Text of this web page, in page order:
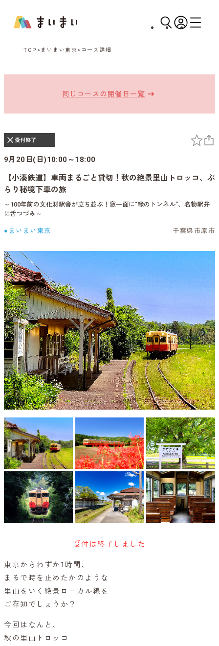
TOP まいまい東京 コース詳細
同じコースの開催日一覧
9月20日(日)10:00～18:00
【小湊鉄道】車両まるごと貸切！秋の絶景里山トロッコ、ぶ
らり秘境下車の旅
～100年前の文化財駅舎が立ち並ぶ！窓一面に“緑のトンネル”、名物駅弁
に舌つづみ～
●まいまい東京 千葉県市原市
受付は終了しました
東京からわずか1時間、
まるで時を止めたかのような
里山をいく絶景ローカル線を
ご存知でしょうか？
今回はなんと、
秋の里山トロッコ